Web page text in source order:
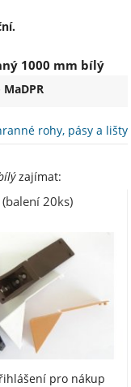
1000 mm bílý
rohy, pásy a lišty
zajímat:
20ks)
pro nákup